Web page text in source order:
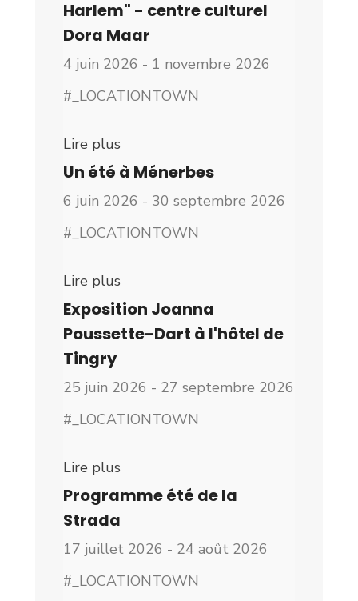
Harlem" - centre culturel
Dora Maar
4 juin 2026 - 1 novembre 2026
#_LOCATIONTOWN
Lire plus
Un été à Ménerbes
6 juin 2026 - 30 septembre 2026
#_LOCATIONTOWN
Lire plus
Exposition Joanna
Poussette-Dart à l'hôtel de
Tingry
25 juin 2026 - 27 septembre 2026
#_LOCATIONTOWN
Lire plus
Programme été de la
Strada
17 juillet 2026 - 24 août 2026
#_LOCATIONTOWN